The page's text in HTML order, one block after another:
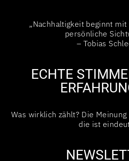
„Nachhaltigkeit beginnt
persönliche
– Tobias
ECHTE
Was wirklich zählt? Die
die ist